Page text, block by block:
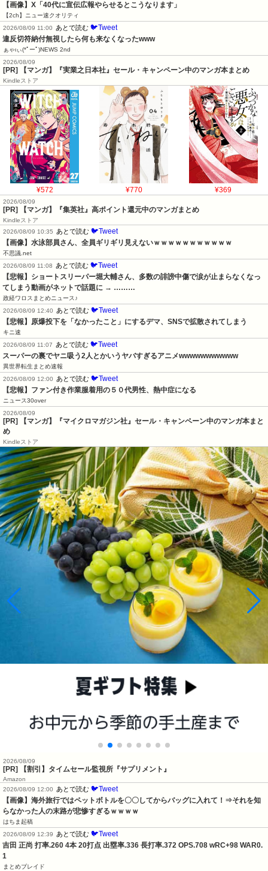
【画像】X「40代に宣伝広報やらせるとこうなります」
【2ch】ニュー速クオリティ
2026/08/09 11:00
あとで読む 🐦Tweet
違反切符納付無視したら何も来なくなったwww
ぁゃιぃ(*ﾟーﾟ)NEWS 2nd
2026/08/09
[PR] 【マンガ】『実業之日本社』セール・キャンペーン中のマンガ本まとめ
Kindleストア
¥572 ¥770 ¥369
2026/08/09
[PR] 【マンガ】『集英社』高ポイント還元中のマンガまとめ
Kindleストア
2026/08/09 10:35
あとで読む 🐦Tweet
【画像】水泳部員さん、全員ギリギリ見えないｗｗｗｗｗｗｗｗｗｗｗ
不思議.net
2026/08/09 11:08
あとで読む 🐦Tweet
【悲報】ショートスリーパー堀大輔さん、多数の誹謗中傷で涙が止まらなくなっ
てしまう動画がネットで話題に → ………
政経ワロスまとめニュース♪
2026/08/09 12:40
あとで読む 🐦Tweet
【悲報】原爆投下を「なかったこと」にするデマ、SNSで拡散されてしまう
キニ速
2026/08/09 11:07
あとで読む 🐦Tweet
スーパーの裏でヤニ吸う2人とかいうヤバすぎるアニメwwwwwwwwwww
異世界転生まとめ速報
2026/08/09 12:00
あとで読む 🐦Tweet
【悲報】ファン付き作業服着用の５０代男性、熱中症になる
ニュース30over
2026/08/09
[PR] 【マンガ】『マイクロマガジン社』セール・キャンペーン中のマンガ本まと
め
Kindleストア
2026/08/09
[PR] 【割引】タイムセール監視所『サプリメント』
Amazon
2026/08/09 12:00
あとで読む 🐦Tweet
【画像】海外旅行ではペットボトルを〇〇してからバッグに入れて！⇒それを知
らなかった人の末路が悲惨すぎるｗｗｗｗ
はちま起稿
2026/08/09 12:39
あとで読む 🐦Tweet
吉田 正尚 打率.260 4本 20打点 出塁率.336 長打率.372 OPS.708 wRC+98 WAR0.
1
まとめブレイド